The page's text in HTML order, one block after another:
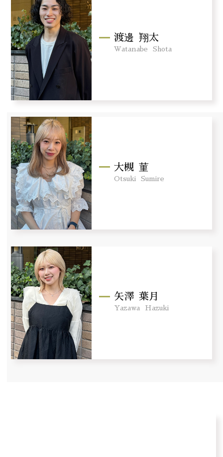
渡邊 翔太
Watanabe Shota
大槻 菫
Otsuki Sumire
矢澤 葉月
Yazawa Hazuki